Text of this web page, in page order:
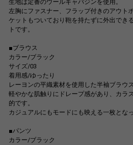
生地は定番のウールギャバジンを使用。
左胸にファスナー、フラップ付きのアウト
ケットもついており鞄を持たずに外出でき
トです。
■ブラウス
カラー/ブラック
サイズ/03
着用感/ゆったり
レーヨンの平織素材を使用した半袖ブラウス
軽やかな肌触りにドレープ感があり、カラ
的です。
カジュアルにもモードにも映える一枚とな
■パンツ
カラー/ブラック